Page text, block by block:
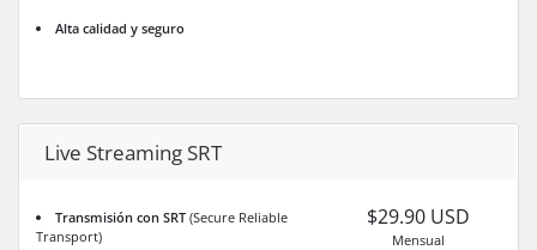
Alta calidad y seguro
Live Streaming SRT
Transmisión con SRT (Secure Reliable
Transport)
$29.90 USD
Mensual